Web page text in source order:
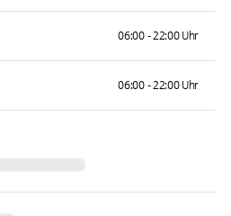
06:00 - 22:00 Uhr
06:00 - 22:00 Uhr